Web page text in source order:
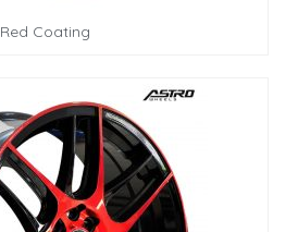
Red Coating